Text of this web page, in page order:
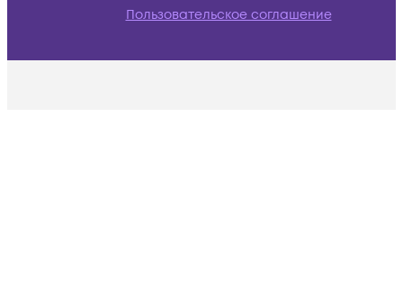
Пользовательское соглашение